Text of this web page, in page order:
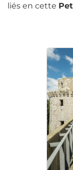
liés en cette